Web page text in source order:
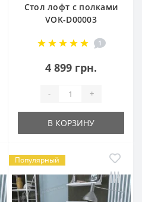
Стол лофт с полками
VOK-D00003
1
4 899 грн.
- +
В КОРЗИНУ
Популярный